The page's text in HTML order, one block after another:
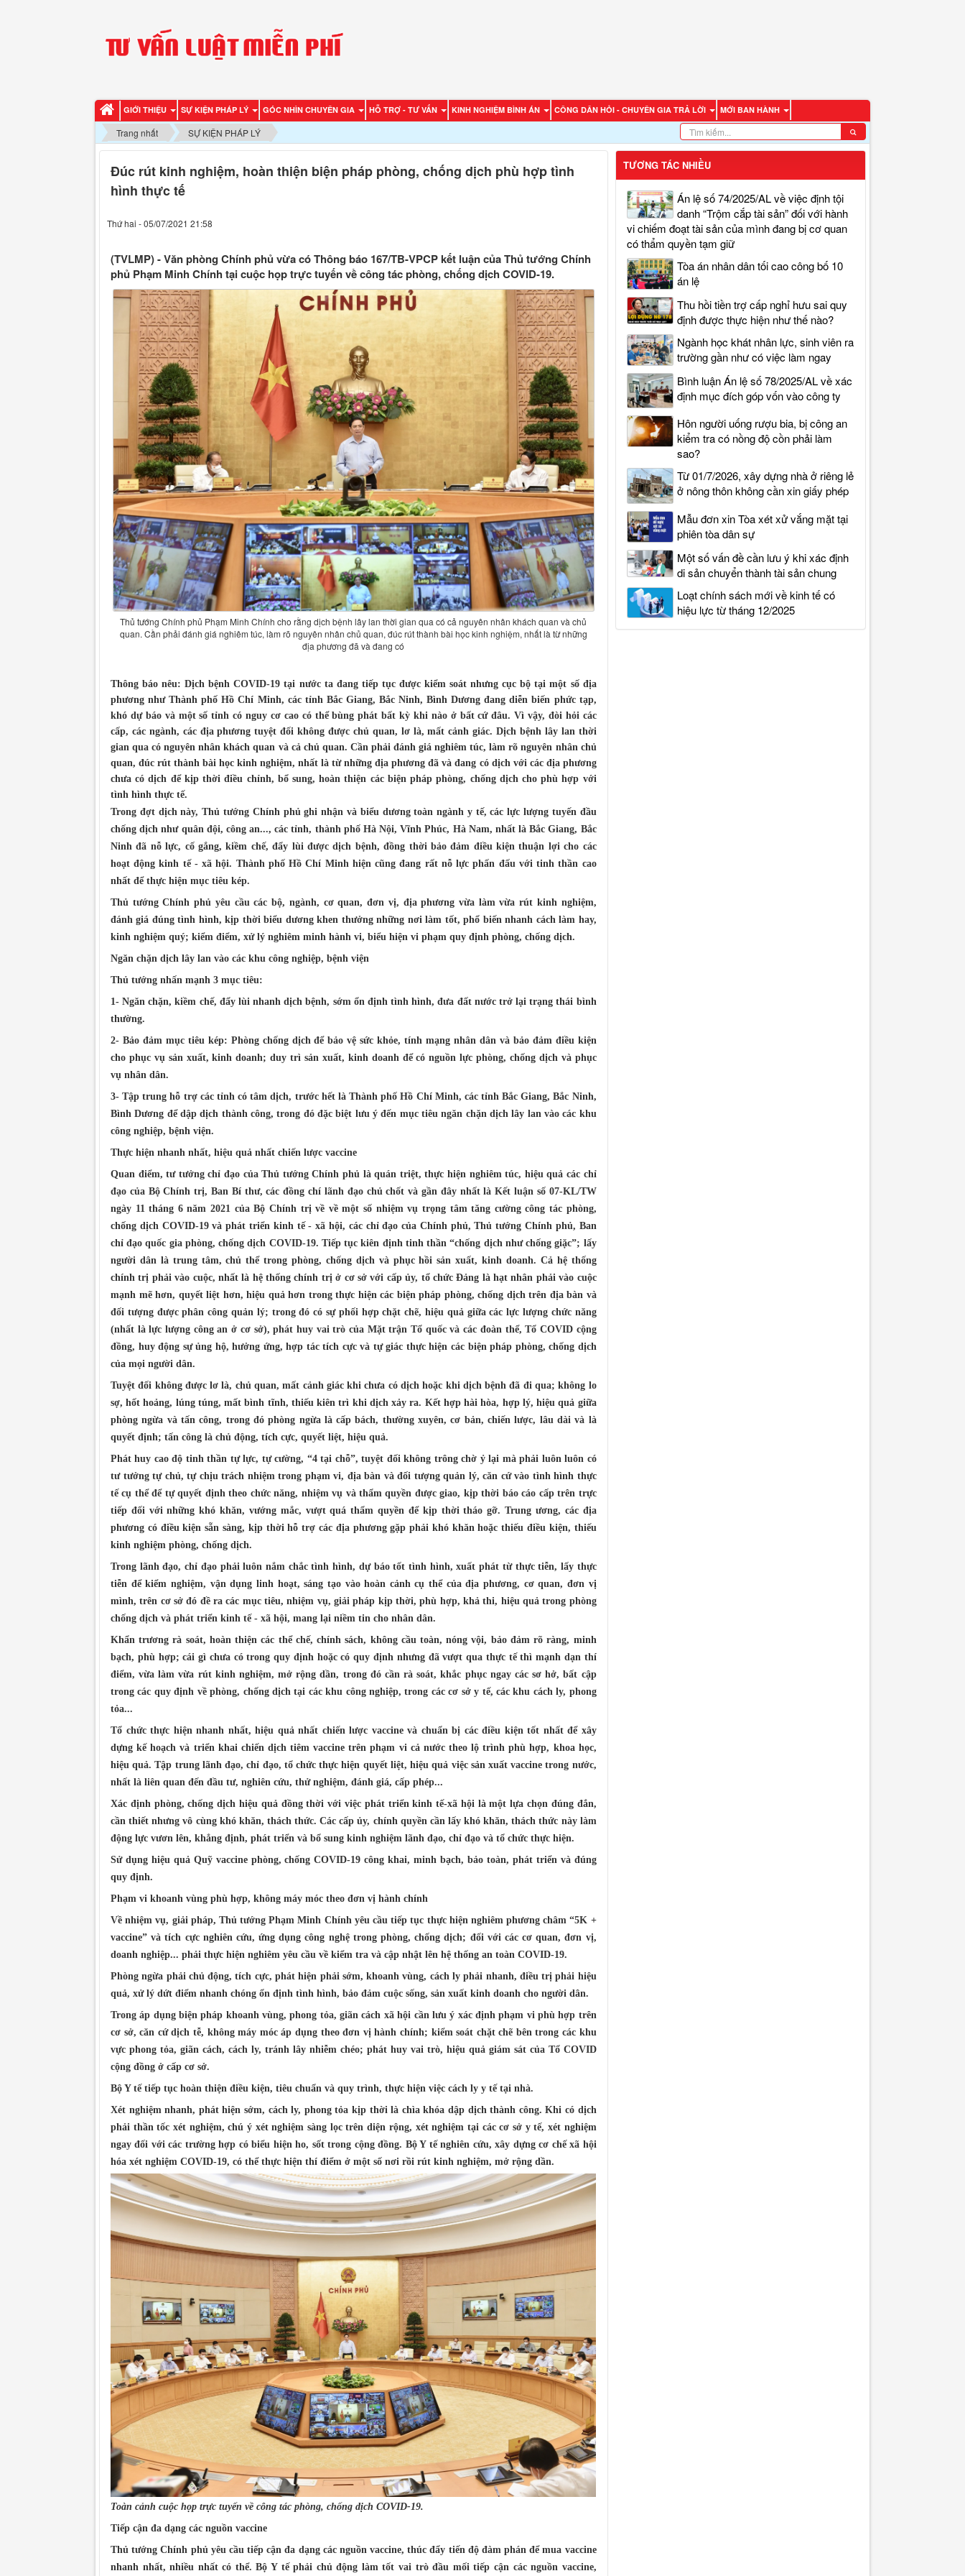
GIỚI THIỆU SỰ KIỆN PHÁP LÝ GÓC NHÌN CHUYÊN GIA HỖ TRỢ - TƯ VẤN KINH NGHIỆM BÌNH ÁN CÔNG DÂN HỎI - CHUYÊN GIA TRẢ LỜI MỚI BAN HÀNH
Trang nhất SỰ KIỆN PHÁP LÝ
Đúc rút kinh nghiệm, hoàn thiện biện pháp phòng, chống dịch phù hợp tình
hình thực tế
Thứ hai - 05/07/2021 21:58
(TVLMP) - Văn phòng Chính phủ vừa có Thông báo 167/TB-VPCP kết luận của Thủ tướng Chính
phủ Phạm Minh Chính tại cuộc họp trực tuyến về công tác phòng, chống dịch COVID-19.
Thủ tướng Chính phủ Phạm Minh Chính cho rằng dịch bệnh lây lan thời gian qua có cả nguyên nhân khách quan và chủ
quan. Cần phải đánh giá nghiêm túc, làm rõ nguyên nhân chủ quan, đúc rút thành bài học kinh nghiệm, nhất là từ những
địa phương đã và đang có
Thông báo nêu: Dịch bệnh COVID-19 tại nước ta đang tiếp tục được kiểm soát nhưng cục bộ tại một số địa
phương như Thành phố Hồ Chí Minh, các tỉnh Bắc Giang, Bắc Ninh, Bình Dương đang diễn biến phức tạp,
khó dự báo và một số tỉnh có nguy cơ cao có thể bùng phát bất kỳ khi nào ở bất cứ đâu. Vì vậy, đòi hỏi các
cấp, các ngành, các địa phương tuyệt đối không được chủ quan, lơ là, mất cảnh giác. Dịch bệnh lây lan thời
gian qua có nguyên nhân khách quan và cả chủ quan. Cần phải đánh giá nghiêm túc, làm rõ nguyên nhân chủ
quan, đúc rút thành bài học kinh nghiệm, nhất là từ những địa phương đã và đang có dịch với các địa phương
chưa có dịch để kịp thời điều chỉnh, bổ sung, hoàn thiện các biện pháp phòng, chống dịch cho phù hợp với
tình hình thực tế.
Trong đợt dịch này, Thủ tướng Chính phủ ghi nhận và biểu dương toàn ngành y tế, các lực lượng tuyến đầu
chống dịch như quân đội, công an..., các tỉnh, thành phố Hà Nội, Vĩnh Phúc, Hà Nam, nhất là Bắc Giang, Bắc
Ninh đã nỗ lực, cố gắng, kiềm chế, đẩy lùi được dịch bệnh, đồng thời bảo đảm điều kiện thuận lợi cho các
hoạt động kinh tế - xã hội. Thành phố Hồ Chí Minh hiện cũng đang rất nỗ lực phấn đấu với tinh thần cao
nhất để thực hiện mục tiêu kép.
Thủ tướng Chính phủ yêu cầu các bộ, ngành, cơ quan, đơn vị, địa phương vừa làm vừa rút kinh nghiệm,
đánh giá đúng tình hình, kịp thời biểu dương khen thưởng những nơi làm tốt, phổ biến nhanh cách làm hay,
kinh nghiệm quý; kiểm điểm, xử lý nghiêm minh hành vi, biểu hiện vi phạm quy định phòng, chống dịch.
Ngăn chặn dịch lây lan vào các khu công nghiệp, bệnh viện
Thủ tướng nhấn mạnh 3 mục tiêu:
1- Ngăn chặn, kiềm chế, đẩy lùi nhanh dịch bệnh, sớm ổn định tình hình, đưa đất nước trở lại trạng thái bình
thường.
2- Bảo đảm mục tiêu kép: Phòng chống dịch để bảo vệ sức khỏe, tính mạng nhân dân và bảo đảm điều kiện
cho phục vụ sản xuất, kinh doanh; duy trì sản xuất, kinh doanh để có nguồn lực phòng, chống dịch và phục
vụ nhân dân.
3- Tập trung hỗ trợ các tỉnh có tâm dịch, trước hết là Thành phố Hồ Chí Minh, các tỉnh Bắc Giang, Bắc Ninh,
Bình Dương để dập dịch thành công, trong đó đặc biệt lưu ý đến mục tiêu ngăn chặn dịch lây lan vào các khu
công nghiệp, bệnh viện.
Thực hiện nhanh nhất, hiệu quả nhất chiến lược vaccine
Quan điểm, tư tưởng chỉ đạo của Thủ tướng Chính phủ là quán triệt, thực hiện nghiêm túc, hiệu quả các chỉ
đạo của Bộ Chính trị, Ban Bí thư, các đồng chí lãnh đạo chủ chốt và gần đây nhất là Kết luận số 07-KL/TW
ngày 11 tháng 6 năm 2021 của Bộ Chính trị về về một số nhiệm vụ trọng tâm tăng cường công tác phòng,
chống dịch COVID-19 và phát triển kinh tế - xã hội, các chỉ đạo của Chính phủ, Thủ tướng Chính phủ, Ban
chỉ đạo quốc gia phòng, chống dịch COVID-19. Tiếp tục kiên định tinh thần “chống dịch như chống giặc”; lấy
người dân là trung tâm, chủ thể trong phòng, chống dịch và phục hồi sản xuất, kinh doanh. Cả hệ thống
chính trị phải vào cuộc, nhất là hệ thống chính trị ở cơ sở với cấp ủy, tổ chức Đảng là hạt nhân phải vào cuộc
mạnh mẽ hơn, quyết liệt hơn, hiệu quả hơn trong thực hiện các biện pháp phòng, chống dịch trên địa bàn và
đối tượng được phân công quản lý; trong đó có sự phối hợp chặt chẽ, hiệu quả giữa các lực lượng chức năng
(nhất là lực lượng công an ở cơ sở), phát huy vai trò của Mặt trận Tổ quốc và các đoàn thể, Tổ COVID cộng
đồng, huy động sự ủng hộ, hưởng ứng, hợp tác tích cực và tự giác thực hiện các biện pháp phòng, chống dịch
của mọi người dân.
Tuyệt đối không được lơ là, chủ quan, mất cảnh giác khi chưa có dịch hoặc khi dịch bệnh đã đi qua; không lo
sợ, hốt hoảng, lúng túng, mất bình tĩnh, thiếu kiên trì khi dịch xảy ra. Kết hợp hài hòa, hợp lý, hiệu quả giữa
phòng ngừa và tấn công, trong đó phòng ngừa là cấp bách, thường xuyên, cơ bản, chiến lược, lâu dài và là
quyết định; tấn công là chủ động, tích cực, quyết liệt, hiệu quả.
Phát huy cao độ tinh thần tự lực, tự cường, “4 tại chỗ”, tuyệt đối không trông chờ ỷ lại mà phải luôn luôn có
tư tưởng tự chủ, tự chịu trách nhiệm trong phạm vi, địa bàn và đối tượng quản lý, căn cứ vào tình hình thực
tế cụ thể để tự quyết định theo chức năng, nhiệm vụ và thẩm quyền được giao, kịp thời báo cáo cấp trên trực
tiếp đối với những khó khăn, vướng mắc, vượt quá thẩm quyền để kịp thời tháo gỡ. Trung ương, các địa
phương có điều kiện sẵn sàng, kịp thời hỗ trợ các địa phương gặp phải khó khăn hoặc thiếu điều kiện, thiếu
kinh nghiệm phòng, chống dịch.
Trong lãnh đạo, chỉ đạo phải luôn nắm chắc tình hình, dự báo tốt tình hình, xuất phát từ thực tiễn, lấy thực
tiễn để kiểm nghiệm, vận dụng linh hoạt, sáng tạo vào hoàn cảnh cụ thể của địa phương, cơ quan, đơn vị
mình, trên cơ sở đó đề ra các mục tiêu, nhiệm vụ, giải pháp kịp thời, phù hợp, khả thi, hiệu quả trong phòng
chống dịch và phát triển kinh tế - xã hội, mang lại niềm tin cho nhân dân.
Khẩn trương rà soát, hoàn thiện các thể chế, chính sách, không cầu toàn, nóng vội, bảo đảm rõ ràng, minh
bạch, phù hợp; cái gì chưa có trong quy định hoặc có quy định nhưng đã vượt qua thực tế thì mạnh dạn thí
điểm, vừa làm vừa rút kinh nghiệm, mở rộng dần, trong đó cần rà soát, khắc phục ngay các sơ hở, bất cập
trong các quy định về phòng, chống dịch tại các khu công nghiệp, trong các cơ sở y tế, các khu cách ly, phong
tỏa...
Tổ chức thực hiện nhanh nhất, hiệu quả nhất chiến lược vaccine và chuẩn bị các điều kiện tốt nhất để xây
dựng kế hoạch và triển khai chiến dịch tiêm vaccine trên phạm vi cả nước theo lộ trình phù hợp, khoa học,
hiệu quả. Tập trung lãnh đạo, chỉ đạo, tổ chức thực hiện quyết liệt, hiệu quả việc sản xuất vaccine trong nước,
nhất là liên quan đến đầu tư, nghiên cứu, thử nghiệm, đánh giá, cấp phép...
Xác định phòng, chống dịch hiệu quả đồng thời với việc phát triển kinh tế-xã hội là một lựa chọn đúng đắn,
cần thiết nhưng vô cùng khó khăn, thách thức. Các cấp ủy, chính quyền cần lấy khó khăn, thách thức này làm
động lực vươn lên, khẳng định, phát triển và bổ sung kinh nghiệm lãnh đạo, chỉ đạo và tổ chức thực hiện.
Sử dụng hiệu quả Quỹ vaccine phòng, chống COVID-19 công khai, minh bạch, bảo toàn, phát triển và đúng
quy định.
Phạm vi khoanh vùng phù hợp, không máy móc theo đơn vị hành chính
Về nhiệm vụ, giải pháp, Thủ tướng Phạm Minh Chính yêu cầu tiếp tục thực hiện nghiêm phương châm “5K +
vaccine” và tích cực nghiên cứu, ứng dụng công nghệ trong phòng, chống dịch; đối với các cơ quan, đơn vị,
doanh nghiệp... phải thực hiện nghiêm yêu cầu về kiểm tra và cập nhật lên hệ thống an toàn COVID-19.
Phòng ngừa phải chủ động, tích cực, phát hiện phải sớm, khoanh vùng, cách ly phải nhanh, điều trị phải hiệu
quả, xử lý dứt điểm nhanh chóng ổn định tình hình, bảo đảm cuộc sống, sản xuất kinh doanh cho người dân.
Trong áp dụng biện pháp khoanh vùng, phong tỏa, giãn cách xã hội cần lưu ý xác định phạm vi phù hợp trên
cơ sở, căn cứ dịch tễ, không máy móc áp dụng theo đơn vị hành chính; kiểm soát chặt chẽ bên trong các khu
vực phong tỏa, giãn cách, cách ly, tránh lây nhiễm chéo; phát huy vai trò, hiệu quả giám sát của Tổ COVID
cộng đồng ở cấp cơ sở.
Bộ Y tế tiếp tục hoàn thiện điều kiện, tiêu chuẩn và quy trình, thực hiện việc cách ly y tế tại nhà.
Xét nghiệm nhanh, phát hiện sớm, cách ly, phong tỏa kịp thời là chìa khóa dập dịch thành công. Khi có dịch
phải thần tốc xét nghiệm, chú ý xét nghiệm sàng lọc trên diện rộng, xét nghiệm tại các cơ sở y tế, xét nghiệm
ngay đối với các trường hợp có biểu hiện ho, sốt trong cộng đồng. Bộ Y tế nghiên cứu, xây dựng cơ chế xã hội
hóa xét nghiệm COVID-19, có thể thực hiện thí điểm ở một số nơi rồi rút kinh nghiệm, mở rộng dần.
Toàn cảnh cuộc họp trực tuyến về công tác phòng, chống dịch COVID-19.
Tiếp cận đa dạng các nguồn vaccine
Thủ tướng Chính phủ yêu cầu tiếp cận đa dạng các nguồn vaccine, thúc đẩy tiến độ đàm phán để mua vaccine
nhanh nhất, nhiều nhất có thể. Bộ Y tế phải chủ động làm tốt vai trò đầu mối tiếp cận các nguồn vaccine,
TƯƠNG TÁC NHIỀU
Án lệ số 74/2025/AL về việc định tội
danh “Trộm cắp tài sản” đối với hành
vi chiếm đoạt tài sản của mình đang bị cơ quan
có thẩm quyền tạm giữ
Tòa án nhân dân tối cao công bố 10
án lệ
Thu hồi tiền trợ cấp nghỉ hưu sai quy
định được thực hiện như thế nào?
Ngành học khát nhân lực, sinh viên ra
trường gần như có việc làm ngay
Bình luận Án lệ số 78/2025/AL về xác
định mục đích góp vốn vào công ty
Hôn người uống rượu bia, bị công an
kiểm tra có nồng độ cồn phải làm
sao?
Từ 01/7/2026, xây dựng nhà ở riêng lẻ
ở nông thôn không cần xin giấy phép
Mẫu đơn xin Tòa xét xử vắng mặt tại
phiên tòa dân sự
Một số vấn đề cần lưu ý khi xác định
di sản chuyển thành tài sản chung
Loạt chính sách mới về kinh tế có
hiệu lực từ tháng 12/2025